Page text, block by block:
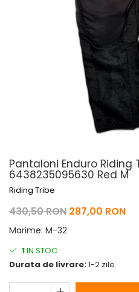
Pelerine de ploaie
Rucsac/Borseta
Tricou / Geci / Termic
Cabluri si Conducte
Uleiuri si Lubrifianti
Pantaloni Enduro Riding
6438235095630 Red M
Riding Tribe
430,50 RON 287,00 RON
Marime: M-32
1IN STOC
Durata de livrare:1-2 zile